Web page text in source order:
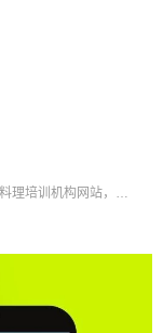
如何制作日本料理培训机构网站，日料寿司培训学校网站搭建全攻略教程